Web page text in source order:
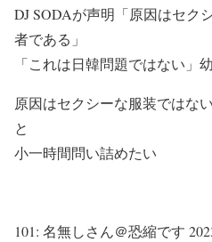
DJ SODAが声明「原因はセク
者である」
「これは日韓問題ではない」
原因はセクシーな服装ではな
と
小一時間問い詰めたい
101: 名無しさん＠恐縮です